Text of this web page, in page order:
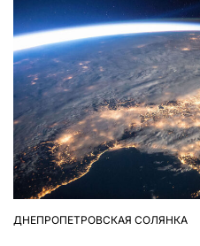
ОПУБЛІКУВАТИ
ДНЕПРОПЕТРОВСКАЯ СОЛЯНКА